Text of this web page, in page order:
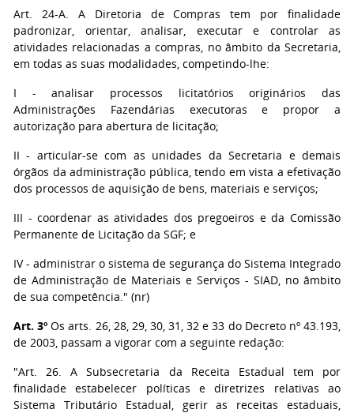
Art. 24-A. A Diretoria de Compras tem por finalidade
padronizar, orientar, analisar, executar e controlar as
atividades relacionadas a compras, no âmbito da Secretaria,
em todas as suas modalidades, competindo-lhe:
I - analisar processos licitatórios originários das
Administrações Fazendárias executoras e propor a
autorização para abertura de licitação;
II - articular-se com as unidades da Secretaria e demais
órgãos da administração pública, tendo em vista a efetivação
dos processos de aquisição de bens, materiais e serviços;
III - coordenar as atividades dos pregoeiros e da Comissão
Permanente de Licitação da SGF; e
IV - administrar o sistema de segurança do Sistema Integrado
de Administração de Materiais e Serviços - SIAD, no âmbito
de sua competência." (nr)
Art. 3º Os arts. 26, 28, 29, 30, 31, 32 e 33 do Decreto nº 43.193,
de 2003, passam a vigorar com a seguinte redação:
"Art. 26. A Subsecretaria da Receita Estadual tem por
finalidade estabelecer políticas e diretrizes relativas ao
Sistema Tributário Estadual, gerir as receitas estaduais,